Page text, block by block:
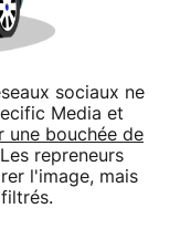
sociaux ne
Media et
une bouchée de
repreneurs
l'image, mais